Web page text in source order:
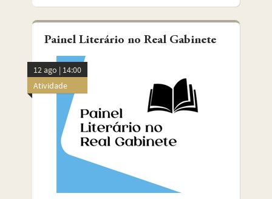
Painel Literário no Real Gabinete
12 ago | 14:00
Atividade